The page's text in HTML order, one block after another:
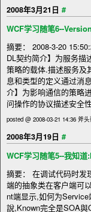
2008年3月21日 #
WCF学习随笔6--
摘要： 2008-3-20
DL契约简介】为服务描
策略的载体.描述服务及
息和类型的定义通过消
介】为影响通信的策略
问操作的协议描述安全
posted @ 2008-03-21 14:36 斧
2008年3月19日 #
WCF学习随笔5--我知
摘要： 在调试代码时发
端的抽象类在客户端可
nt端显示,如何为
說,Known完全是SOA